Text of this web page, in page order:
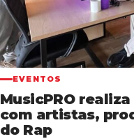
EVENTOS
MusicPRO
com artistas,
do Rap